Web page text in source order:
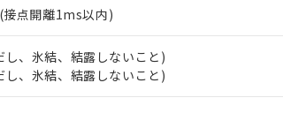
(接点開離1ms以内)
、氷結、結露しないこと)
、氷結、結露しないこと)